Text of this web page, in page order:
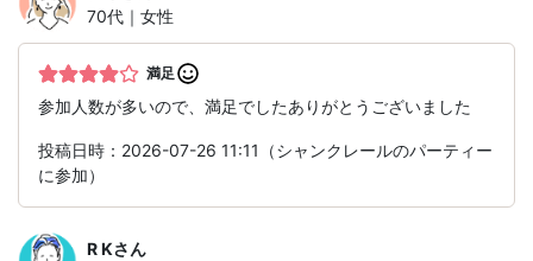
70代｜女性
満足
参加人数が多いので、満足でしたありがとうございました
投稿日時：2026-07-26 11:11（シャンクレールのパーティー
に参加）
R Kさん